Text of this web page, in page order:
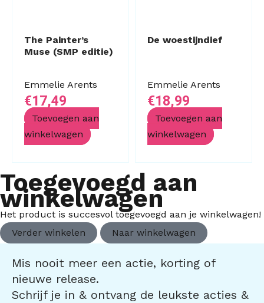
The Painter’s
Muse (SMP editie)
Emmelie Arents
€17,49
Toevoegen aan
winkelwagen
De woestijndief
Emmelie Arents
€18,99
Toevoegen aan
winkelwagen
Toegevoegd aan
winkelwagen
Het product is succesvol toegevoegd aan je winkelwagen!
Verder winkelen
Naar winkelwagen
Mis nooit meer een actie, korting of
nieuwe release.
Schrijf je in & ontvang de leukste acties &